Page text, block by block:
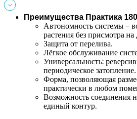
Преимущества Практика
Автономность системы –
растения без присмотра на
Защита от перелива.
Лёгкое обслуживание
Универсальность:
периодическое затопление.
Форма, позволяющая
практически в любом
Возможность соединения
единый контур.